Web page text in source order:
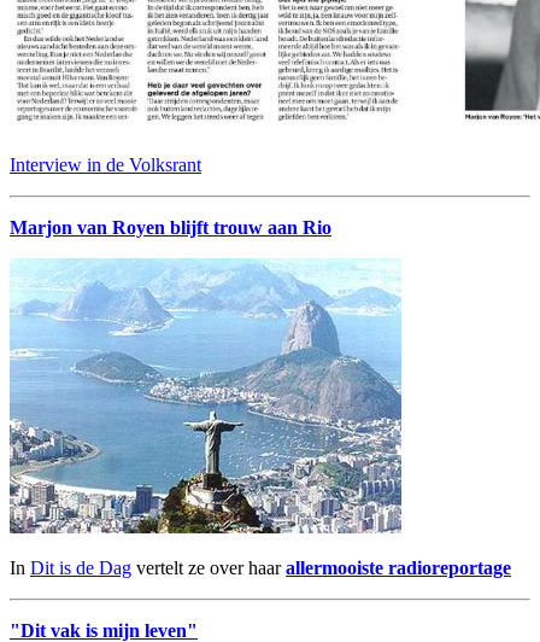
Interview in de Volksrant
Marjon van Royen blijft trouw aan Rio
In Dit is de Dag vertelt ze over haarallermooiste radioreportage
"Dit vak is mijn leven"